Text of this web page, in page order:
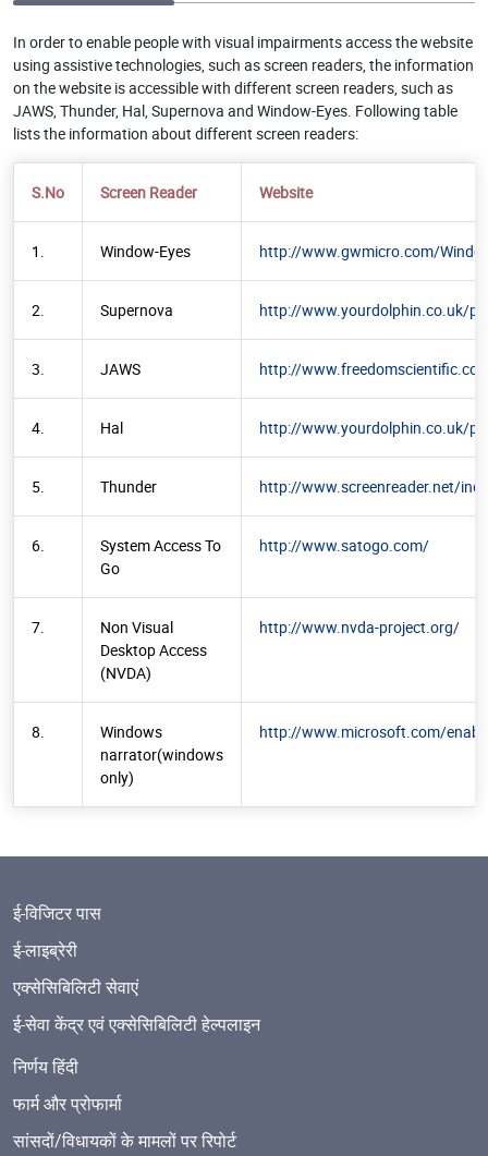
In order to enable people with visual impairments access the website
using assistive technologies, such as screen readers, the information
on the website is accessible with different screen readers, such as
JAWS, Thunder, Hal, Supernova and Window-Eyes. Following table
lists the information about different screen readers:
S.No Screen Reader Website
1. Window-Eyes http://www.gwmicro.com/
2. Supernova http://www.yourdolphin.co.uk/
3. JAWS http://
4. Hal http://www.yourdolphin.co.uk/
5. Thunder http://www.screenreader.net/
6.
System Access To
Go
http://www.satogo.com/
7.
Non Visual
Desktop Access
(NVDA)
http://www.nvda-project.org/
8.
Windows
narrator(windows
only)
http://www.microsoft.com/
ई-विजिटर पास
ई-लाइब्रेरी
एक्सेसिबिलिटी सेवाएं
ई-सेवा केंद्र एवं एक्सेसिबिलिटी हेल्पलाइन
निर्णय हिंदी
फार्म और प्रोफार्मा
सांसदों/विधायकों के मामलों पर रिपोर्ट